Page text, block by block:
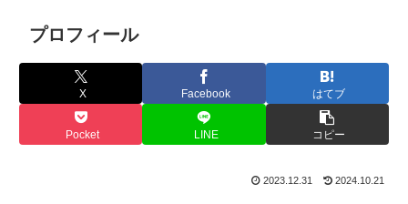
プロフィール
X Facebook はてブ
Pocket LINE コピー
2023.12.31 2024.10.21